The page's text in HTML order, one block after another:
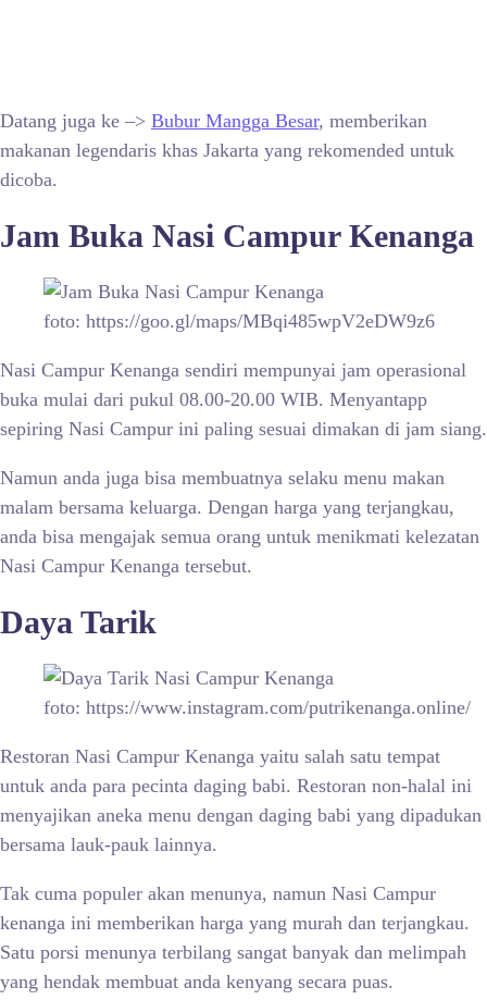
Datang juga ke –> Bubur Mangga Besar, memberikan
makanan legendaris khas Jakarta yang rekomended untuk
dicoba.
Jam Buka Nasi Campur Kenanga
foto: https://goo.gl/maps/MBqi485wpV2eDW9z6
Nasi Campur Kenanga sendiri mempunyai jam operasional
buka mulai dari pukul 08.00-20.00 WIB. Menyantapp
sepiring Nasi Campur ini paling sesuai dimakan di jam siang.
Namun anda juga bisa membuatnya selaku menu makan
malam bersama keluarga. Dengan harga yang terjangkau,
anda bisa mengajak semua orang untuk menikmati kelezatan
Nasi Campur Kenanga tersebut.
Daya Tarik
foto: https://www.instagram.com/putrikenanga.online/
Restoran Nasi Campur Kenanga yaitu salah satu tempat
untuk anda para pecinta daging babi. Restoran non-halal ini
menyajikan aneka menu dengan daging babi yang dipadukan
bersama lauk-pauk lainnya.
Tak cuma populer akan menunya, namun Nasi Campur
kenanga ini memberikan harga yang murah dan terjangkau.
Satu porsi menunya terbilang sangat banyak dan melimpah
yang hendak membuat anda kenyang secara puas.